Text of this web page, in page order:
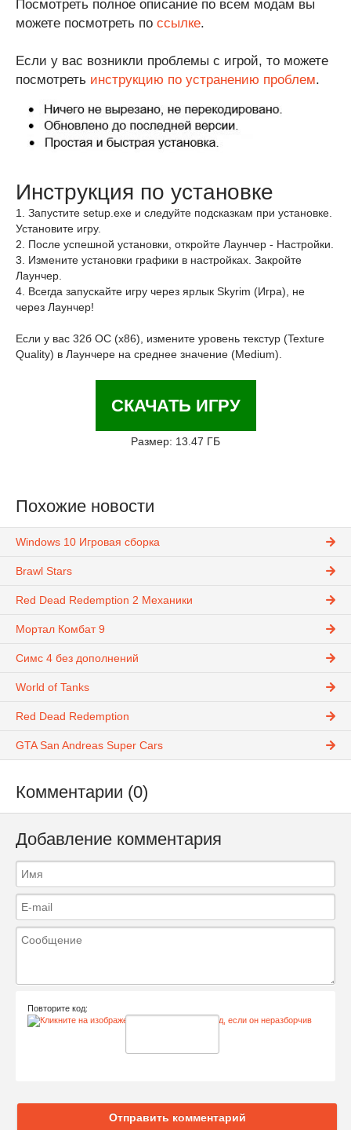
Посмотреть полное описание по всем модам вы
можете посмотреть по ссылке.
Если у вас возникли проблемы с игрой, то можете
посмотреть инструкцию по устранению проблем.
Инструкция по установке
1. Запустите setup.exe и следуйте подсказкам при установке.
Установите игру.
2. После успешной установки, откройте Лаунчер - Настройки.
3. Измените установки графики в настройках. Закройте
Лаунчер.
4. Всегда запускайте игру через ярлык Skyrim (Игра), не
через Лаунчер!
Если у вас 32б ОС (x86), измените уровень текстур (Texture
Quality) в Лаунчере на среднее значение (Medium).
СКАЧАТЬ ИГРУ
Размер: 13.47 ГБ
Похожие новости
Windows 10 Игровая сборка
Brawl Stars
Red Dead Redemption 2 Механики
Мортал Комбат 9
Симс 4 без дополнений
World of Tanks
Red Dead Redemption
GTA San Andreas Super Cars
Комментарии (0)
Добавление комментария
Повторите код:
Отправить комментарий